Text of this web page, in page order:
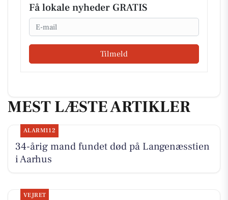
Få lokale nyheder GRATIS
Email
Tilmeld
MEST LÆSTE ARTIKLER
ALARM112
34-årig mand fundet død på Langenæsstien
i Aarhus
VEJRET